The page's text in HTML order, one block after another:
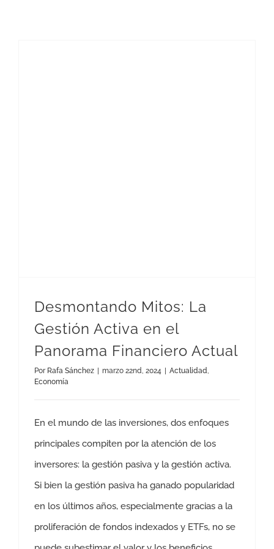
Desmontando Mitos: La
Gestión Activa en el
Panorama Financiero Actual
Por Rafa Sánchez marzo 22nd, 2024 Actualidad,
Economía
En el mundo de las inversiones, dos enfoques
principales compiten por la atención de los
inversores: la gestión pasiva y la gestión activa.
Si bien la gestión pasiva ha ganado popularidad
en los últimos años, especialmente gracias a la
proliferación de fondos indexados y ETFs, no se